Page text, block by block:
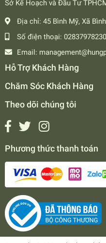
phẩm.
• Không phẩm màu, không
• Đảm bảo hương vị tự
người tiêu dùng.
KÊNH MUA HÀNG CHÍNH
• 🌐 Website:https://
• 🛍 Shopee:
• 🛒 Lazada:
chay-ngon/
• 📱 Zalo:
Liên hệ:
Hotline: 028 3797 8230
Zalo: 0966 152 768
Sở Kế Hoạch và Đầu Tư
Địa chỉ: 45 Bình Mỹ, Xã
Số điện thoại: 02837978230
Email:
Hỗ Trợ Khách Hàng
Chăm Sóc Khách Hàng
Theo dõi chúng tôi
Phương thức thanh toán